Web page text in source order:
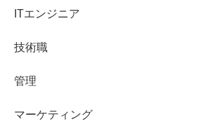
ITエンジニア
技術職
管理
マーケティング